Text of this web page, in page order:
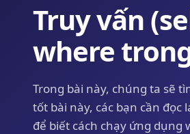
Truy vấn
where
Trong bài này, chúng ta sẽ
tốt bài này, các bạn cần đọc
để biết cách chạy ứng dụng